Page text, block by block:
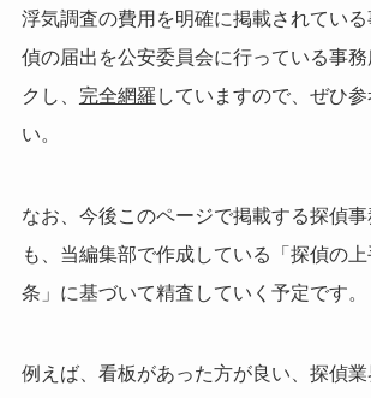
浮気調査の費用を明確に掲載されてい
偵の届出を公安委員会に行っている事
クし、 完全網羅 していますので、ぜひ
い。
なお、今後このページで掲載する探偵
も、当編集部で作成している「探偵の
条」に基づいて精査していく予定です。
例えば、看板があった方が良い、探偵